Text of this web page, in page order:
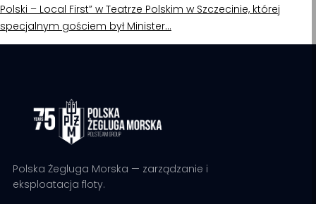
Polski – Local First” w Teatrze Polskim w Szczecinie, której
specjalnym gościem był Minister…
Polska Żegluga Morska — zarządzanie i
eksploatacja floty.